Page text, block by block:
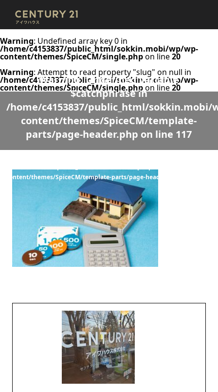
Warning: Undefined array key 0 in
/home/c4153837/public_html/sokkin.mobi/wp/wp-
content/themes/SpiceCM/single.phpon line20
Warning: Attempt to read property "slug" on null in
/home/c4153837/public_html/sokkin.mobi/wp/wp-
content/themes/SpiceCM/single.phpon line20
Warning: Undefined variable
$catchphrase in
/home/c4153837/public_html/sokkin.mobi/
content/themes/SpiceCM/template-
parts/page-header.php on line 117
content/themes/SpiceCM/template-parts/page-header.php